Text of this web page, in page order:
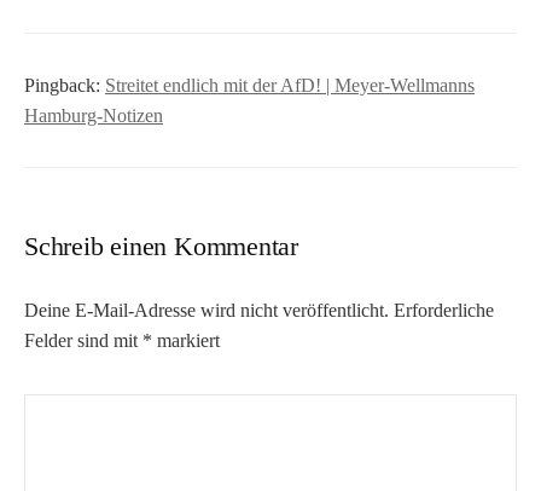
Pingback: Streitet endlich mit der AfD! | Meyer-Wellmanns
Hamburg-Notizen
Schreib einen Kommentar
Deine E-Mail-Adresse wird nicht veröffentlicht. Erforderliche
Felder sind mit * markiert